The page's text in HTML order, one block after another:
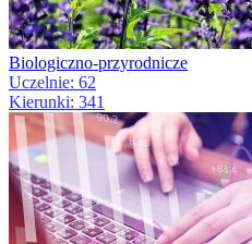
Biologiczno-przyrodnicze
Uczelnie: 62
Kierunki: 341